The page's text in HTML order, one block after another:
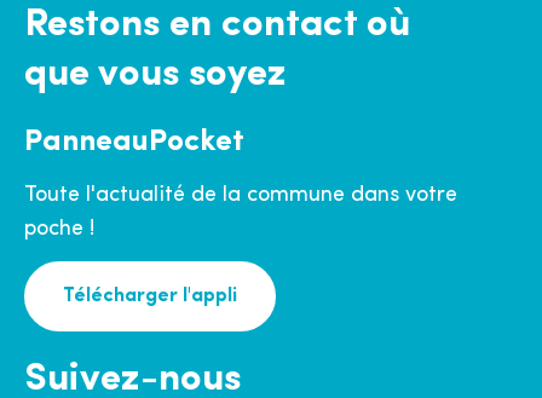
Restons en contact où
que vous soyez
PanneauPocket
Toute l'actualité de la commune dans votre
poche !
Télécharger l'appli
Suivez-nous